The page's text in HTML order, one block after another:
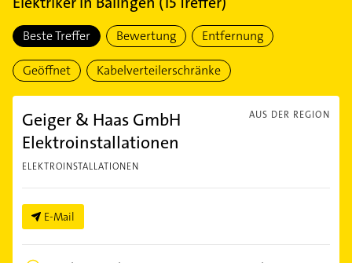
Beste Treffer Bewertung Entfernung
Geöffnet Kabelverteilerschränke
AUS DER REGION
Geiger & Haas GmbH
Elektroinstallationen
ELEKTROINSTALLATIONEN
E-Mail